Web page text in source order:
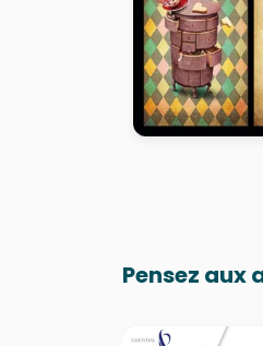
Pensez aux